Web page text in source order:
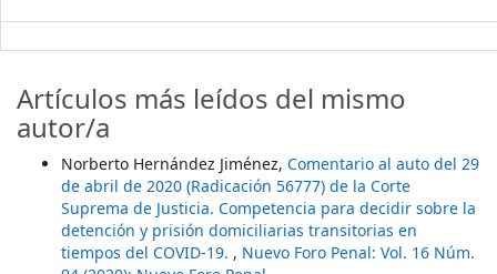
Artículos más leídos del mismo
autor/a
Norberto Hernández Jiménez, Comentario al auto del 29
de abril de 2020 (Radicación 56777) de la Corte
Suprema de Justicia. Competencia para decidir sobre la
detención y prisión domiciliarias transitorias en
tiempos del COVID-19. , Nuevo Foro Penal: Vol. 16 Núm.